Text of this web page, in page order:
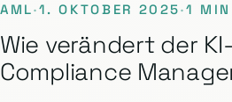
AML·1. OKTOBER 2025·1
Wie verändert der
Compliance